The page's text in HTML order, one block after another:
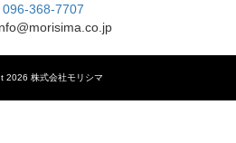
096-368-7707
2026 株式会社モリシマ